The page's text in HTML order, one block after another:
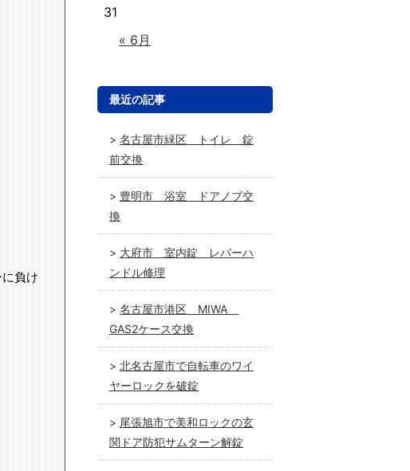
負け
« 6月
31
最近の記事
名古屋市緑区 トイレ 錠
前交換
豊明市 浴室 ドアノブ交
換
大府市 室内錠 レバーハ
ンドル修理
名古屋市港区 MIWA
GAS2ケース交換
北名古屋市で自転車のワイ
ヤーロックを破錠
尾張旭市で美和ロックの玄
関ドア防犯サムターン解錠